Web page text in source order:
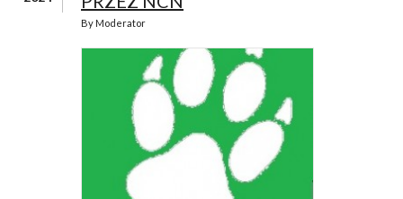
By Moderator